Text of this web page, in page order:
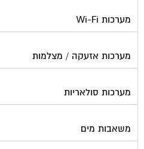
מערכות Wi-Fi
מערכות אזעקה / מצלמות
מערכות סולאריות
משאבות מים